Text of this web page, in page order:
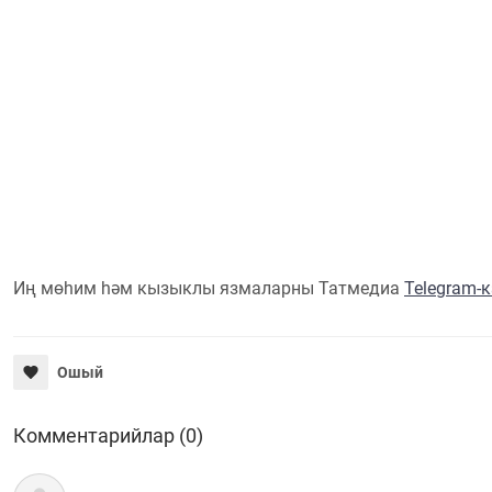
Иң мөһим һәм кызыклы язмаларны Татмедиа Telegram-
Ошый
Комментарийлар (0)